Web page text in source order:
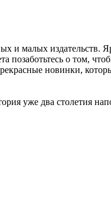
и малых издательств.
о том,
новинки,
уже два столетия